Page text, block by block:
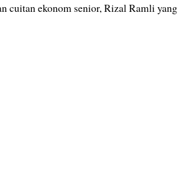
cuitan ekonom senior, Rizal Ramli yang